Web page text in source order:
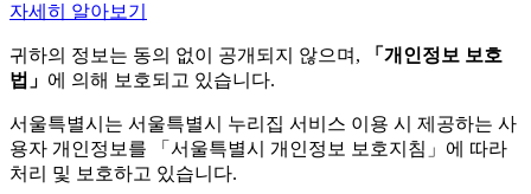
자세히 알아보기
귀하의 정보는 동의 없이 공개되지 않으며,
「개인정보 보호
법」 에 의해 보호되고 있습니다.
서울특별시는 서울특별시 누리집 서비스 이용 시 제공하는 사
용자 개인정보를 「서울특별시 개인정보 보호지침」에 따라
처리 및 보호하고 있습니다.